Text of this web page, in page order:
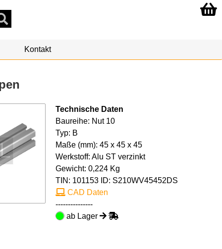
Kontakt
Technische Daten
Baureihe: Nut 10
Typ: B
Maße (mm): 45 x 45 x 45
Werkstoff: Alu ST verzinkt
Gewicht: 0,224 Kg
TIN: 101153 ID: S210WV45452DS
CAD Daten
---------------
ab Lager